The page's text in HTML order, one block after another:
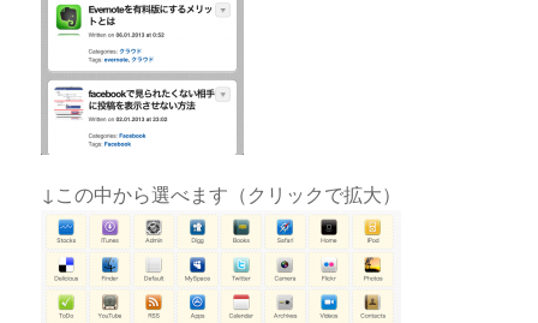
↓この中から選べます（クリックで拡大）